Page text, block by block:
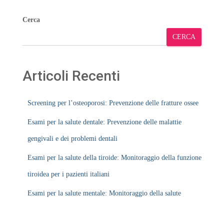
Cerca
CERCA
Articoli Recenti
Screening per l’osteoporosi: Prevenzione delle fratture ossee
Esami per la salute dentale: Prevenzione delle malattie
gengivali e dei problemi dentali
Esami per la salute della tiroide: Monitoraggio della funzione
tiroidea per i pazienti italiani
Esami per la salute mentale: Monitoraggio della salute